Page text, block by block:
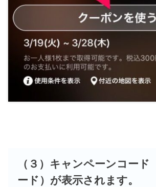
（３）キャンペーンコード
ード）が表示されます。